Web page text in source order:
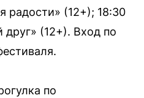
радости» (12+); 18:30
(12+). Вход по
по